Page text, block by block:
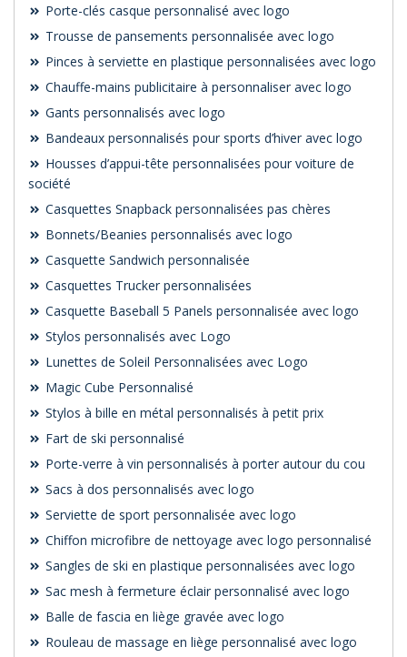
Porte-clés casque personnalisé avec logo
Trousse de pansements personnalisée avec logo
Pinces à serviette en plastique personnalisées avec logo
Chauffe-mains publicitaire à personnaliser avec logo
Gants personnalisés avec logo
Bandeaux personnalisés pour sports d’hiver avec logo
Housses d’appui-tête personnalisées pour voiture de
société
Casquettes Snapback personnalisées pas chères
Bonnets/Beanies personnalisés avec logo
Casquette Sandwich personnalisée
Casquettes Trucker personnalisées
Casquette Baseball 5 Panels personnalisée avec logo
Stylos personnalisés avec Logo
Lunettes de Soleil Personnalisées avec Logo
Magic Cube Personnalisé
Stylos à bille en métal personnalisés à petit prix
Fart de ski personnalisé
Porte-verre à vin personnalisés à porter autour du cou
Sacs à dos personnalisés avec logo
Serviette de sport personnalisée avec logo
Chiffon microfibre de nettoyage avec logo personnalisé
Sangles de ski en plastique personnalisées avec logo
Sac mesh à fermeture éclair personnalisé avec logo
Balle de fascia en liège gravée avec logo
Rouleau de massage en liège personnalisé avec logo